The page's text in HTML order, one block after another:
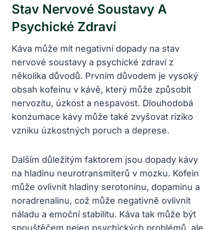
Stav Nervové Soustavy A
Psychické Zdraví
Káva může mít negativní dopady na stav
nervové soustavy a psychické zdraví z
několika důvodů. Prvním důvodem je vysoký
obsah kofeinu v kávě, který může způsobit
nervozitu, úzkost a nespavost. Dlouhodobá
konzumace kávy může také zvyšovat riziko
vzniku úzkostných poruch a deprese.
Dalším důležitým faktorem jsou dopady kávy
na hladinu neurotransmiterů v mozku. Kofein
může ovlivnit hladiny serotoninu, dopaminu a
noradrenalinu, což může negativně ovlivnit
náladu a emoční stabilitu. Káva tak může být
spouštěčem nejen psychických problémů, ale